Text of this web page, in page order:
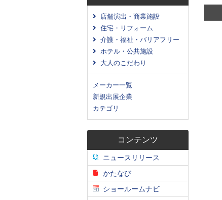
店舗演出・商業施設
住宅・リフォーム
介護・福祉・バリアフリー
ホテル・公共施設
大人のこだわり
メーカー一覧
新規出展企業
カテゴリ
コンテンツ
ニュースリリース
かたなび
ショールームナビ